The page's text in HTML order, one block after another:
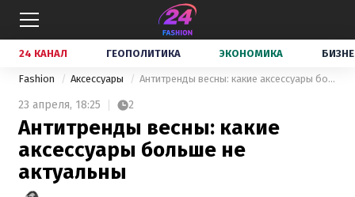
24 КАНАЛ ГЕОПОЛИТИКА ЭКОНОМИКА
Fashion Аксессуары Антитренды весны: какие аксессуары больше не актуальны
23 апреля, 18:25 2
Антитренды весны: какие
аксессуары больше не
актуальны